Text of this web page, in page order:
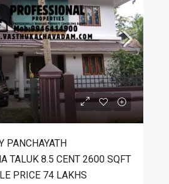
PANCHAYATH
TALUK 8.5 CENT 2600 SQFT
PRICE 74 LAKHS